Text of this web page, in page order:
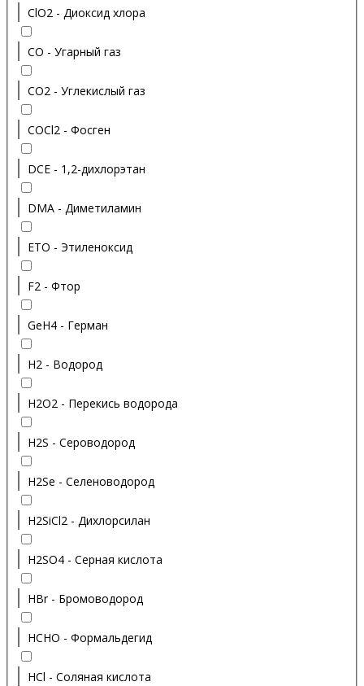
ClO2 - Диоксид хлора
CO - Угарный газ
CO2 - Углекислый газ
COCl2 - Фосген
DCE - 1,2-дихлорэтан
DMA - Диметиламин
ETO - Этиленоксид
F2 - Фтор
GeH4 - Герман
H2 - Водород
H2O2 - Перекись водорода
H2S - Сероводород
H2Se - Селеноводород
H2SiCl2 - Дихлорсилан
H2SO4 - Серная кислота
HBr - Бромоводород
HCHO - Формальдегид
HCl - Соляная кислота